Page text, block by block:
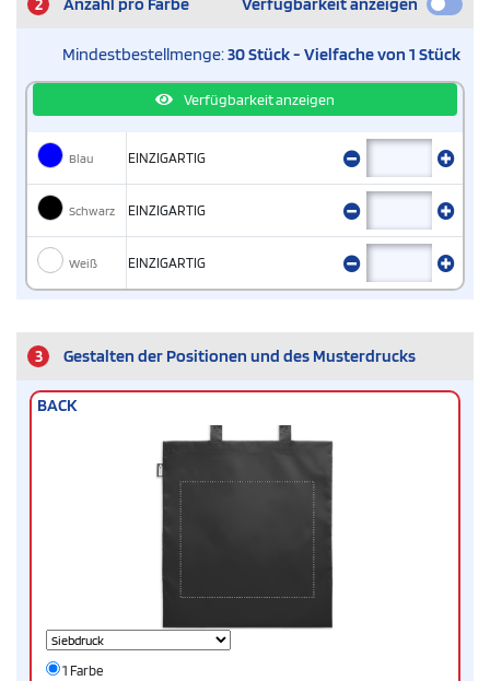
2 Anzahl pro Farbe Verfügbarkeit anzeigen
Mindestbestellmenge:30 Stück - Vielfache von 1 Stück
Verfügbarkeit anzeigen
Blau EINZIGARTIG
Schwarz EINZIGARTIG
Weiß EINZIGARTIG
3 Gestalten der Positionen und des Musterdrucks
BACK
1 Farbe